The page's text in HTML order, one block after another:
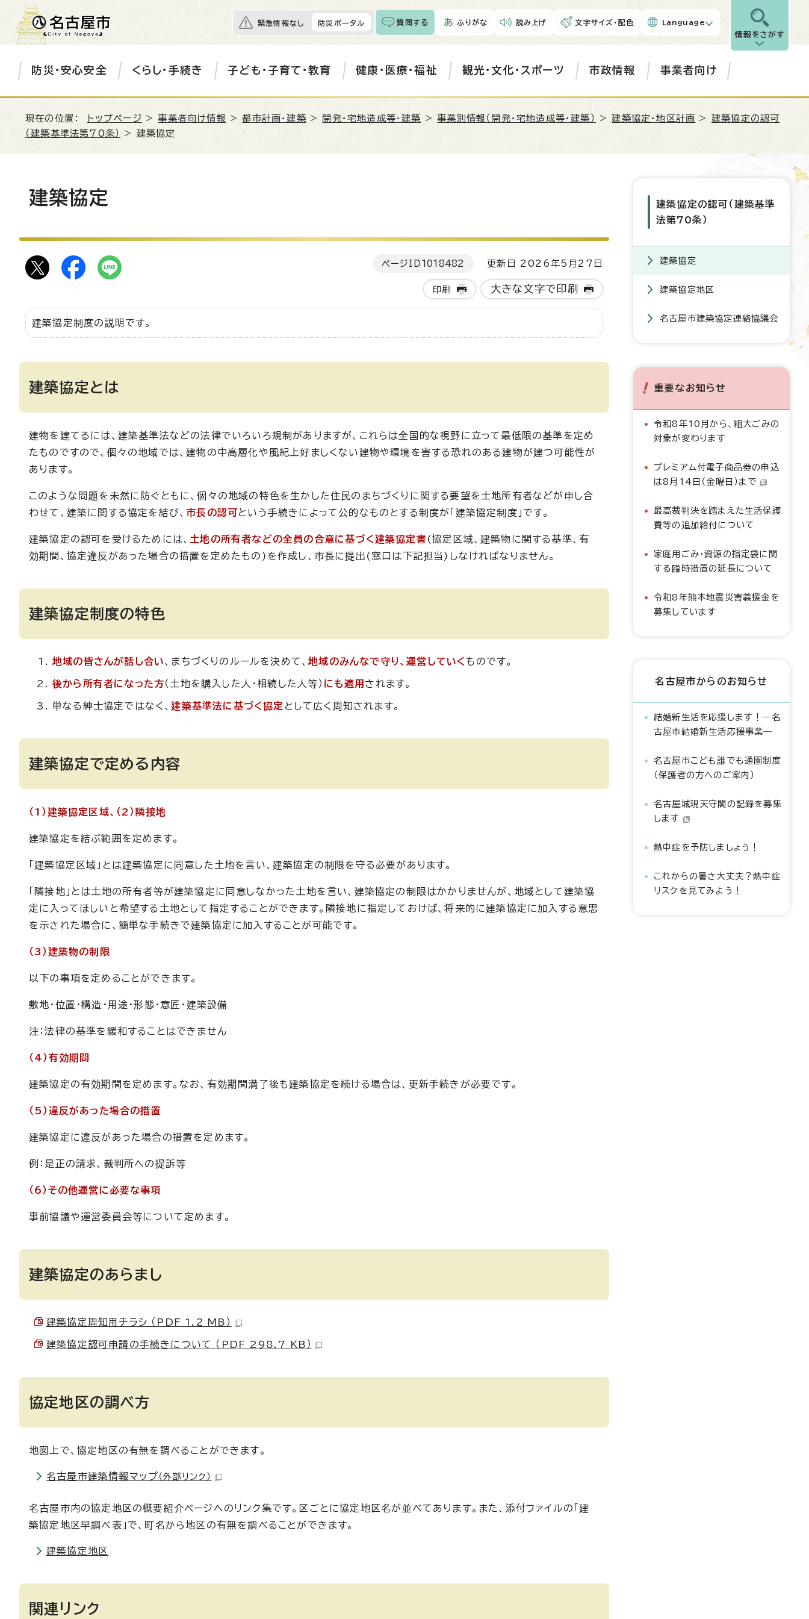
緊急情報なし 防災ポータル 質問する ふりがな 読み上げ 文字サイズ・配色 Language
情報をさがす
防災・安心安全 くらし・手続き 子ども・子育て・教育 健康・医療・福祉 観光・文化・スポーツ 市政情報 事業者向け
現在の位置： トップページ >事業者向け情報 >都市計画・建築 > 開発・宅地造成等・建築 >事業別情報（開発・宅地造成等・建築） >建築協定・地区計画 > 建築協定の認可
（建築基準法第70条）
> 建築協定
建築協定
ページID 1018482 更新日 2026年5月27日
印刷 大きな文字で印刷
建築協定制度の説明です。
建築協定とは
建物を建てるには、建築基準法などの法律でいろいろ規制がありますが、これらは全国的な視野に立って最低限の基準を定め
たものですので、個々の地域では、建物の中高層化や風紀上好ましくない建物や環境を害する恐れのある建物が建つ可能性が
あります。
このような問題を未然に防ぐともに、個々の地域の特色を生かした住民のまちづくりに関する要望を土地所有者などが申し合
わせて、建築に関する協定を結び、市長の認可という手続きによって公的なものとする制度が「建築協定制度」です。
建築協定の認可を受けるためには、 土地の所有者などの全員の合意に基づく建築協定書(協定区域、建築物に関する基準、有
効期間、協定違反があった場合の措置を定めたもの)を作成し、市長に提出(窓口は下記担当)しなければなりません。
建築協定制度の特色
地域の皆さんが話し合い、まちづくりのルールを決めて、地域のみんなで守り、運営していく ものです。
後から所有者になった方（土地を購入した人・相続した人等） にも適用 されます。
単なる紳士協定ではなく、建築基準法に基づく協定 として広く周知されます。
建築協定で定める内容
（1）建築協定区域、（2）隣接地
建築協定を結ぶ範囲を定めます。
「建築協定区域」とは建築協定に同意した土地を言い、建築協定の制限を守る必要があります。
「隣接地」とは土地の所有者等が建築協定に同意しなかった土地を言い、建築協定の制限はかかりませんが、地域として建築協
定に入ってほしいと希望する土地として指定することができます。隣接地に指定しておけば、将来的に建築協定に加入する意思
を示された場合に、簡単な手続きで建築協定に加入することが可能です。
（3）建築物の制限
以下の事項を定めることができます。
敷地・位置・構造・用途・形態・意匠・建築設備
注：法律の基準を緩和することはできません
（4）有効期間
建築協定の有効期間を定めます。なお、有効期間満了後も建築協定を続ける場合は、更新手続きが必要です。
（5）違反があった場合の措置
建築協定に違反があった場合の措置を定めます。
例：是正の請求、裁判所への提訴等
（6）その他運営に必要な事項
事前協議や運営委員会等について定めます。
建築協定のあらまし
建築協定周知用チラシ （PDF 1.2 MB）
建築協定認可申請の手続きについて （PDF 298.7 KB）
協定地区の調べ方
地図上で、協定地区の有無を調べることができます。
名古屋市建築情報マップ （外部リンク）
名古屋市内の協定地区の概要紹介ページへのリンク集です。区ごとに協定地区名が並べてあります。また、添付ファイルの「建
築協定地区早調べ表」で、町名から地区の有無を調べることができます。
建築協定地区
関連リンク
建築協定の認可（建築基準
法第70条）
建築協定
建築協定地区
名古屋市建築協定連絡協議会
重要なお知らせ
令和8年10月から、粗大ごみの
対象が変わります
プレミアム付電子商品券の申込
は8月14日（金曜日）まで
最高裁判決を踏まえた生活保護
費等の追加給付について
家庭用ごみ・資源の指定袋に関
する臨時措置の延長について
令和8年熊本地震災害義援金を
募集しています
名古屋市からのお知らせ
結婚新生活を応援します！―名
古屋市結婚新生活応援事業―
名古屋市こども誰でも通園制度
（保護者の方へのご案内）
名古屋城現天守閣の記録を募集
します
熱中症を予防しましょう！
これからの暑さ大丈夫？熱中症
リスクを見てみよう！